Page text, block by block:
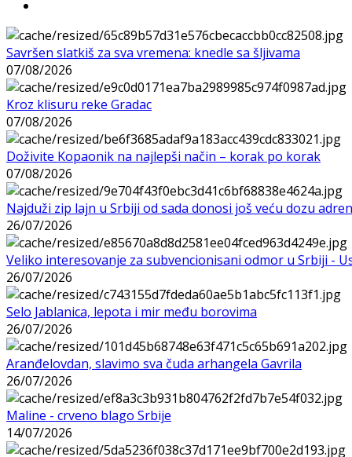
Savršen slatkiš za sva vremena: knedle sa šljivama
07/08/2026
Kroz klisuru reke Gradac
07/08/2026
Doživite Kopaonik na najlepši način – korak po korak
07/08/2026
Najduži zip lajn u Srbiji od sada donosi još veću dozu
26/07/2026
Veliko interesovanje za subvencionisani odmor u Srbiji -
26/07/2026
Selo Jablanica, lepota i mir među borovima
26/07/2026
Aranđelovdan, slavimo sva čuda arhangela Gavrila
26/07/2026
Maline - crveno blago Srbije
14/07/2026